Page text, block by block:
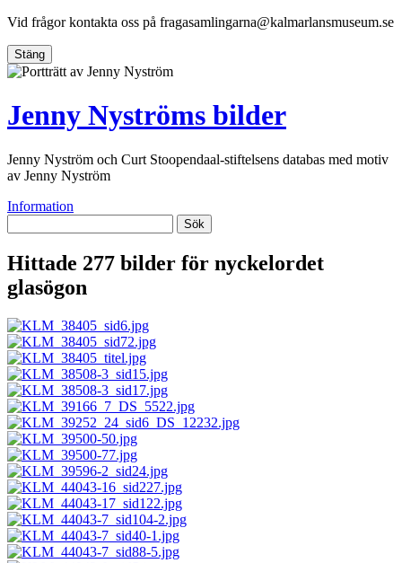
Vid frågor kontakta oss på fragasamlingarna@kalmarlansmuseum.se
Stäng
Jenny Nyströms bilder
Jenny Nyström och Curt Stoopendaal-stiftelsens databas med motiv
av Jenny Nyström
Information
Sök
Hittade 277 bilder för nyckelordet
glasögon